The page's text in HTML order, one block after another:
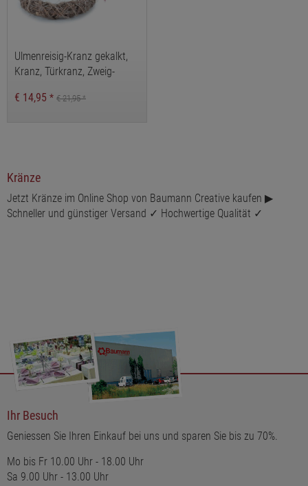
Ulmenreisig-Kranz gekalkt,
Kranz, Türkranz, Zweig-
Reisigkranz
€ 14,95 * € 21,95*
Kränze
Jetzt Kränze im Online Shop von Baumann Creative kaufen ▶
Schneller und günstiger Versand ✓ Hochwertige Qualität ✓
Ihr Besuch
Geniessen Sie Ihren Einkauf bei uns und sparen Sie bis zu 70%.
Mo bis Fr 10.00 Uhr - 18.00 Uhr
Sa 9.00 Uhr - 13.00 Uhr